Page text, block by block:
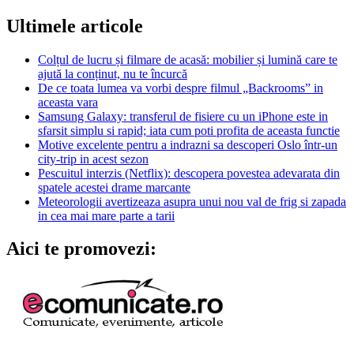
Ultimele articole
Colțul de lucru și filmare de acasă: mobilier și lumină care te
ajută la conținut, nu te încurcă
De ce toata lumea va vorbi despre filmul „Backrooms” in
aceasta vara
Samsung Galaxy: transferul de fisiere cu un iPhone este in
sfarsit simplu si rapid; iata cum poti profita de aceasta functie
Motive excelente pentru a indrazni sa descoperi Oslo într-un
city-trip in acest sezon
Pescuitul interzis (Netflix): descopera povestea adevarata din
spatele acestei drame marcante
Meteorologii avertizeaza asupra unui nou val de frig si zapada
in cea mai mare parte a tarii
Aici te promovezi: